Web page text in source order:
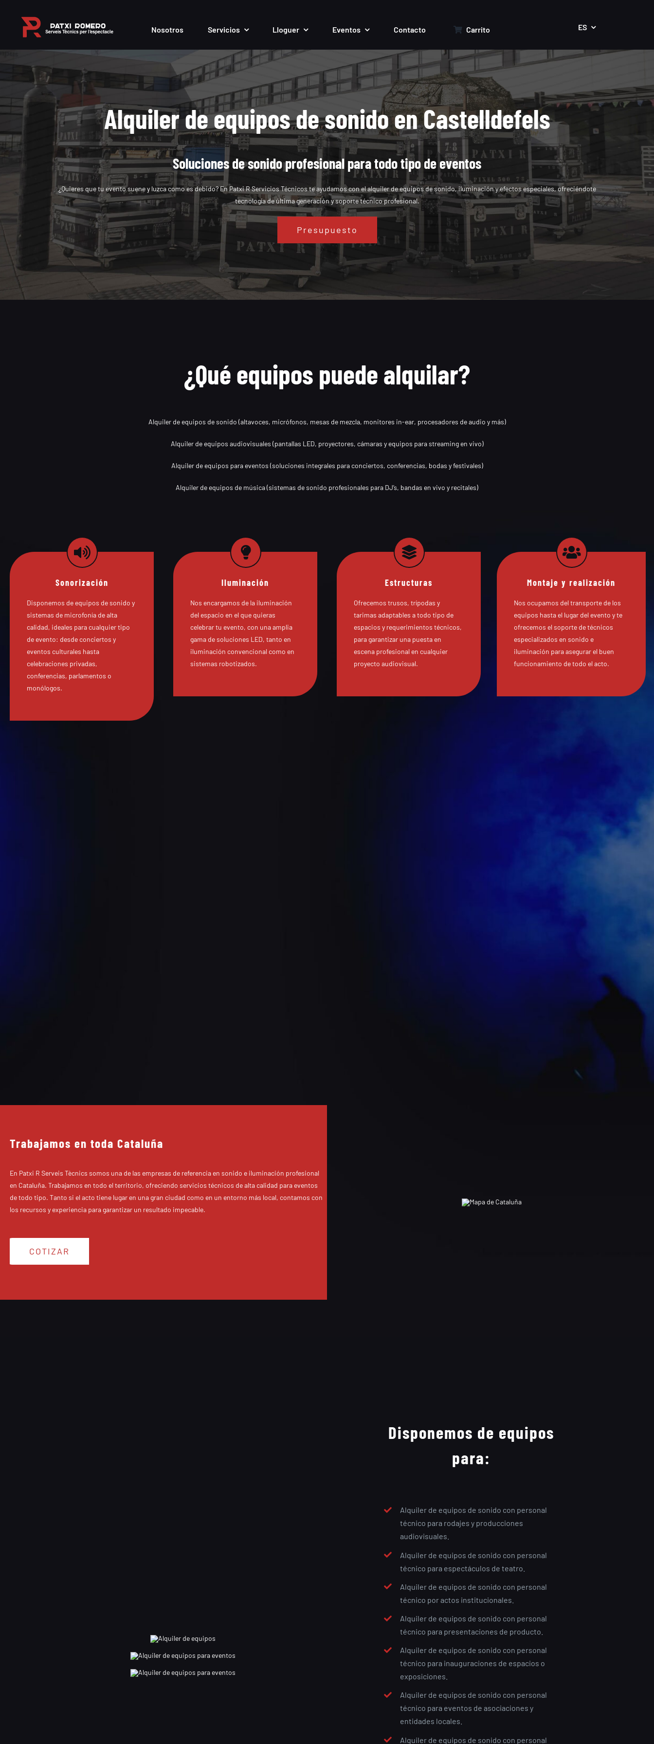
Nosotros Servicios Lloguer Eventos Contacto Carrito ES
Alquiler de equipos de sonido en Castelldefels
Soluciones de sonido profesional para todo tipo de eventos
¿Quieres que tu evento suene y luzca como es debido? En Patxi R Servicios Técnicos te ayudamos con el alquiler de equipos de sonido, iluminación y efectos especiales, ofreciéndote
tecnología de última generación y soporte técnico profesional.
Presupuesto
¿Qué equipos puede alquilar?
Alquiler de equipos de sonido (altavoces, micrófonos, mesas de mezcla, monitores in-ear, procesadores de audio y más)
Alquiler de equipos audiovisuales (pantallas LED, proyectores, cámaras y equipos para streaming en vivo)
Alquiler de equipos para eventos (soluciones integrales para conciertos, conferencias, bodas y festivales)
Alquiler de equipos de música (sistemas de sonido profesionales para DJ’s, bandas en vivo y recitales)
Sonorización
Disponemos de equipos de sonido y
sistemas de microfonía de alta
calidad, ideales para cualquier tipo
de evento: desde conciertos y
eventos culturales hasta
celebraciones privadas,
conferencias, parlamentos o
monólogos.
Iluminación
Nos encargamos de la iluminación
del espacio en el que quieras
celebrar tu evento, con una amplia
gama de soluciones LED, tanto en
iluminación convencional como en
sistemas robotizados.
Estructuras
Ofrecemos trusos, trípodas y
tarimas adaptables a todo tipo de
espacios y requerimientos técnicos,
para garantizar una puesta en
escena profesional en cualquier
proyecto audiovisual.
Montaje y realización
Nos ocupamos del transporte de los
equipos hasta el lugar del evento y te
ofrecemos el soporte de técnicos
especializados en sonido e
iluminación para asegurar el buen
funcionamiento de todo el acto.
Trabajamos en toda Cataluña
En Patxi R Serveis Tècnics somos una de las empresas de referencia en sonido e iluminación profesional
en Cataluña. Trabajamos en todo el territorio, ofreciendo servicios técnicos de alta calidad para eventos
de todo tipo. Tanto si el acto tiene lugar en una gran ciudad como en un entorno más local, contamos con
los recursos y experiencia para garantizar un resultado impecable.
COTIZAR
Disponemos de equipos
para:
Alquiler de equipos de sonido con personal
técnico para rodajes y producciones
audiovisuales.
Alquiler de equipos de sonido con personal
técnico para espectáculos de teatro.
Alquiler de equipos de sonido con personal
técnico por actos institucionales.
Alquiler de equipos de sonido con personal
técnico para presentaciones de producto.
Alquiler de equipos de sonido con personal
técnico para inauguraciones de espacios o
exposiciones.
Alquiler de equipos de sonido con personal
técnico para eventos de asociaciones y
entidades locales.
Alquiler de equipos de sonido con personal